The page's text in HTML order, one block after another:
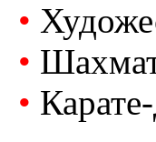
•
•
•